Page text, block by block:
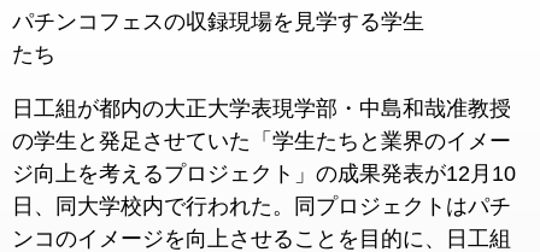
パチンコフェスの収録現場を見学する学生
たち
日工組が都内の大正大学表現学部・中島和哉准教授
の学生と発足させていた「学生たちと業界のイメー
ジ向上を考えるプロジェクト」の成果発表が12月10
日、同大学校内で行われた。同プロジェクト はパチ
ンコのイメージを向上させることを目的に、日工組